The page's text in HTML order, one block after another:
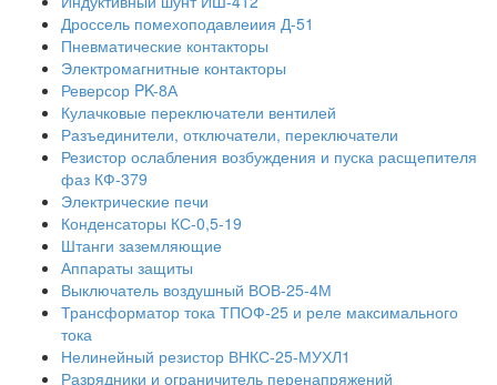
Дроссель помехоподавлеиия Д-51
Пневматические контакторы
Электромагнитные контакторы
Реверсор PK-8А
Кулачковые переключатели вентилей
Разъединители, отключатели, переключатели
Резистор ослабления возбуждения и пуска расщепителя
фаз КФ-379
Электрические печи
Конденсаторы КС-0,5-19
Штанги заземляющие
Аппараты защиты
Выключатель воздушный ВОВ-25-4М
Трансформатор тока ТПОФ-25 и реле максимального
тока
Нелинейный резистор ВНКС-25-МУХЛ1
Разрядники и ограничитель перенапряжений